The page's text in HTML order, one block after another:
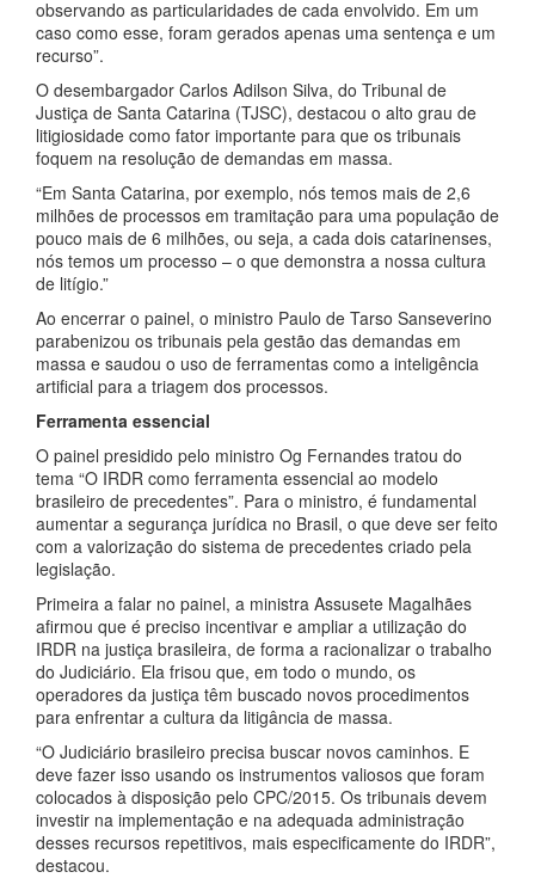
observando as particularidades de cada envolvido. Em um
caso como esse, foram gerados apenas uma sentença e um
recurso”.
O desembargador Carlos Adilson Silva, do Tribunal de
Justiça de Santa Catarina (TJSC), destacou o alto grau de
litigiosidade como fator importante para que os tribunais
foquem na resolução de demandas em massa.
“Em Santa Catarina, por exemplo, nós temos mais de 2,6
milhões de processos em tramitação para uma população de
pouco mais de 6 milhões, ou seja, a cada dois catarinenses,
nós temos um processo – o que demonstra a nossa cultura
de litígio.”
Ao encerrar o painel, o ministro Paulo de Tarso Sanseverino
parabenizou os tribunais pela gestão das demandas em
massa e saudou o uso de ferramentas como a inteligência
artificial para a triagem dos processos.
Ferramenta essencial
O painel presidido pelo ministro Og Fernandes tratou do
tema “O IRDR como ferramenta essencial ao modelo
brasileiro de precedentes”. Para o ministro, é fundamental
aumentar a segurança jurídica no Brasil, o que deve ser feito
com a valorização do sistema de precedentes criado pela
legislação.
Primeira a falar no painel, a ministra Assusete Magalhães
afirmou que é preciso incentivar e ampliar a utilização do
IRDR na justiça brasileira, de forma a racionalizar o trabalho
do Judiciário. Ela frisou que, em todo o mundo, os
operadores da justiça têm buscado novos procedimentos
para enfrentar a cultura da litigância de massa.
“O Judiciário brasileiro precisa buscar novos caminhos. E
deve fazer isso usando os instrumentos valiosos que foram
colocados à disposição pelo CPC/2015. Os tribunais devem
investir na implementação e na adequada administração
desses recursos repetitivos, mais especificamente do IRDR”,
destacou.